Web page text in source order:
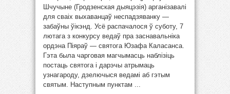
Шчучыне (Гродзенская дыяцэзія) арганізавалі
для сваіх выхаванцаў неспадзяванку —
забаўны ўікэнд. Усё распачалося ў суботу, 7
лютага з конкурсу ведаў пра заснавальніка
ордэна Піяраў — святога Юзафа Каласанса.
Гэта была чарговая магчымасць наблізіць
постаць святога і дарэчы атрымаць
узнагароду, дзелючыся ведамі аб гэтым
святым. Наступным пунктам ...